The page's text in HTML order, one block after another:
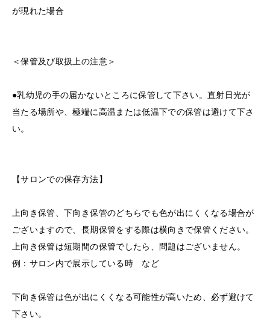
が現れた場合
＜保管及び取扱上の注意＞
●乳幼児の手の届かないところに保管して下さい。直射日光が
当たる場所や、極端に高温または低温下での保管は避けて下さ
い。
【サロンでの保存方法】
上向き保管、下向き保管のどちらでも色が出にくくなる場合が
ございますので、長期保管をする際は横向きで保管ください。
上向き保管は短期間の保管でしたら、問題はございません。
例：サロン内で展示している時 など
下向き保管は色が出にくくなる可能性が高いため、必ず避けて
下さい。